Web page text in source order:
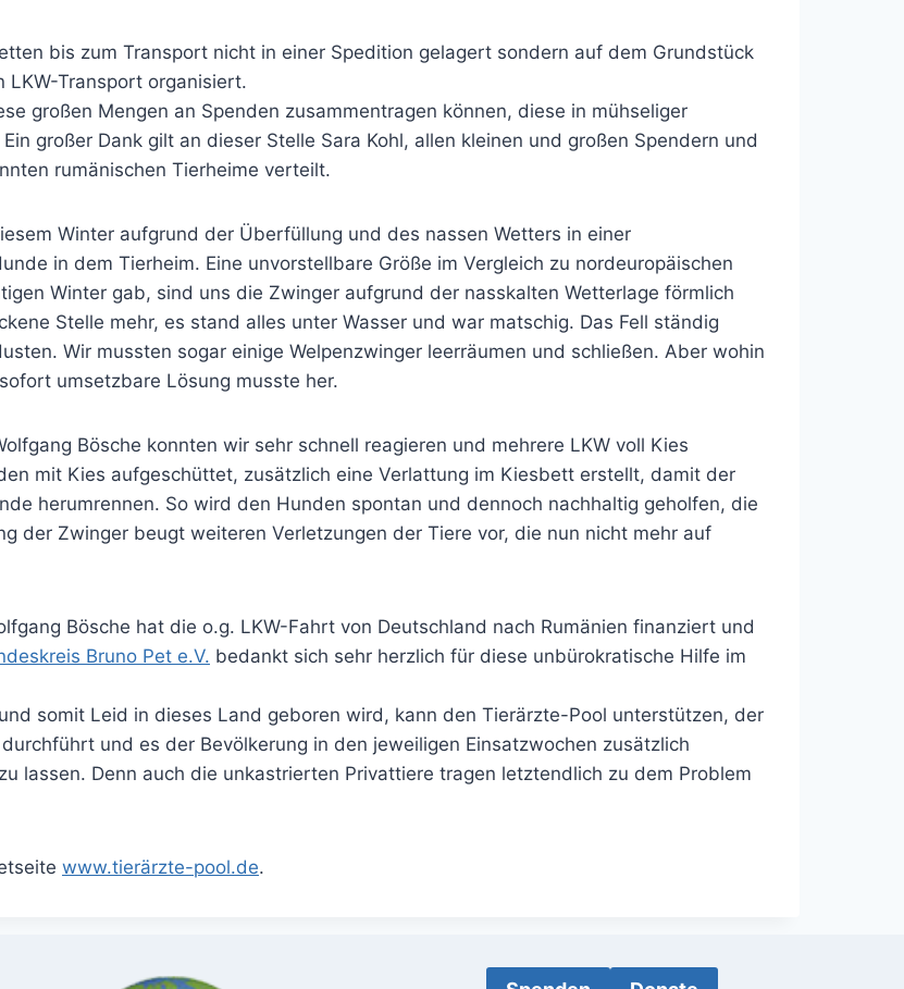
bis zum Transport nicht in einer Spedition gelagert sondern auf dem Grundstück
LKW-Transport organisiert.
großen Mengen an Spenden zusammentragen können, diese in mühseliger
großer Dank gilt an dieser Stelle Sara Kohl, allen kleinen und großen Spendern und
rumänischen Tierheime verteilt.
Winter aufgrund der Überfüllung und des nassen Wetters in einer
in dem Tierheim. Eine unvorstellbare Größe im Vergleich zu nordeuropäischen
Winter gab, sind uns die Zwinger aufgrund der nasskalten Wetterlage förmlich
Stelle mehr, es stand alles unter Wasser und war matschig. Das Fell ständig
Wir mussten sogar einige Welpenzwinger leerräumen und schließen. Aber wohin
umsetzbare Lösung musste her.
Bösche konnten wir sehr schnell reagieren und mehrere LKW voll Kies
mit Kies aufgeschüttet, zusätzlich eine Verlattung im Kiesbett erstellt, damit der
herumrennen. So wird den Hunden spontan und dennoch nachhaltig geholfen, die
der Zwinger beugt weiteren Verletzungen der Tiere vor, die nun nicht mehr auf
Bösche hat die o.g. LKW-Fahrt von Deutschland nach Rumänien finanziert und
Bruno Pet e.V. bedankt sich sehr herzlich für diese unbürokratische Hilfe im
somit Leid in dieses Land geboren wird, kann den Tierärzte-Pool unterstützen, der
und es der Bevölkerung in den jeweiligen Einsatzwochen zusätzlich
lassen. Denn auch die unkastrierten Privattiere tragen letztendlich zu dem Problem
www.tierärzte-pool.de.